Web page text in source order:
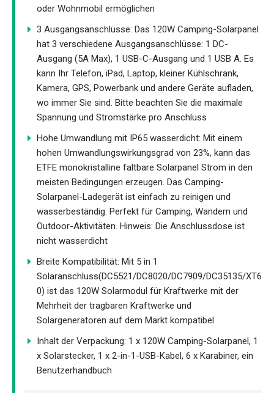
oder Wohnmobil ermöglichen
3 Ausgangsanschlüsse: Das 120W Camping-Solarpanel
hat 3 verschiedene Ausgangsanschlüsse: 1 DC-
Ausgang (5A Max), 1 USB-C-Ausgang und 1 USB A. Es
kann Ihr Telefon, iPad, Laptop, kleiner Kühlschrank,
Kamera, GPS, Powerbank und andere Geräte aufladen,
wo immer Sie sind. Bitte beachten Sie die maximale
Spannung und Stromstärke pro Anschluss
Hohe Umwandlung mit IP65 wasserdicht: Mit einem
hohen Umwandlungswirkungsgrad von 23%, kann das
ETFE monokristalline faltbare Solarpanel Strom in den
meisten Bedingungen erzeugen. Das Camping-
Solarpanel-Ladegerät ist einfach zu reinigen und
wasserbeständig. Perfekt für Camping, Wandern und
Outdoor-Aktivitäten. Hinweis: Die Anschlussdose ist
nicht wasserdicht
Breite Kompatibilität: Mit 5 in 1
Solaranschluss(DC5521/DC8020/DC7909/DC35135/XT6
0) ist das 120W Solarmodul für Kraftwerke mit der
Mehrheit der tragbaren Kraftwerke und
Solargeneratoren auf dem Markt kompatibel
Inhalt der Verpackung: 1 x 120W Camping-Solarpanel, 1
x Solarstecker, 1 x 2-in-1-USB-Kabel, 6 x Karabiner, ein
Benutzerhandbuch